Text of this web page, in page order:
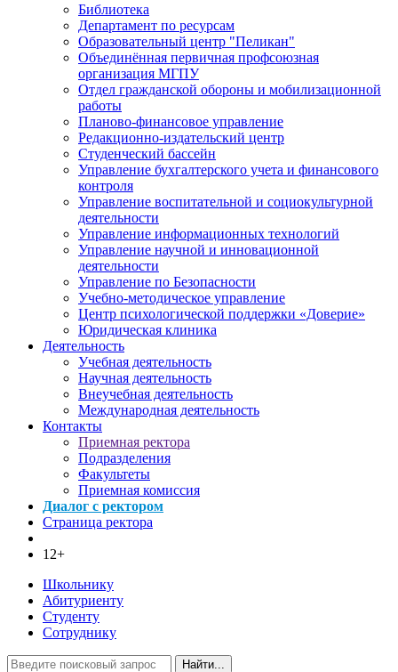
Библиотека
Департамент по ресурсам
Образовательный центр "Пеликан"
Объединённая первичная профсоюзная
организация МГПУ
Отдел гражданской обороны и мобилизационной
работы
Планово-финансовое управление
Редакционно-издательский центр
Студенческий бассейн
Управление бухгалтерского учета и финансового
контроля
Управление воспитательной и социокультурной
деятельности
Управление информационных технологий
Управление научной и инновационной
деятельности
Управление по Безопасности
Учебно-методическое управление
Центр психологической поддержки «Доверие»
Юридическая клиника
Деятельность
Учебная деятельность
Научная деятельность
Внеучебная деятельность
Международная деятельность
Контакты
Приемная ректора
Подразделения
Факультеты
Приемная комиссия
Диалог с ректором
Страница ректора
12+
Школьнику
Абитуриенту
Студенту
Сотруднику
Найти...